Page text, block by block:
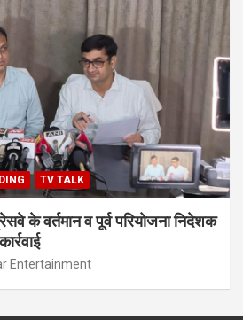
TV TALK
के वर्तमान व पूर्व परियोजना निदेशक
Entertainment